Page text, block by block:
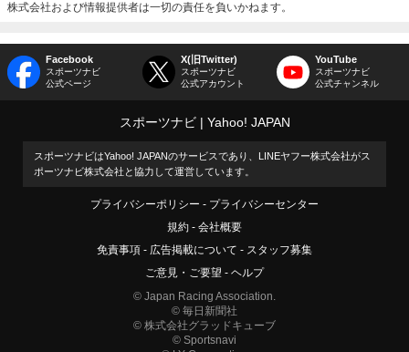
株式会社および情報提供者は一切の責任を負いかねます。
Facebook
スポーツナビ
公式ページ
X(旧Twitter)
スポーツナビ
公式アカウント
YouTube
スポーツナビ
公式チャンネル
スポーツナビ Yahoo! JAPAN
スポーツナビはYahoo! JAPANのサービスであり、LINEヤフー株式会社がス
ポーツナビ株式会社と協力して運営しています。
プライバシーポリシー
プライバシーセンター
規約
会社概要
免責事項
広告掲載について
スタッフ募集
ご意見・ご要望
ヘルプ
© Japan Racing Association.
© 毎日新聞社
© 株式会社グラッドキューブ
© Sportsnavi